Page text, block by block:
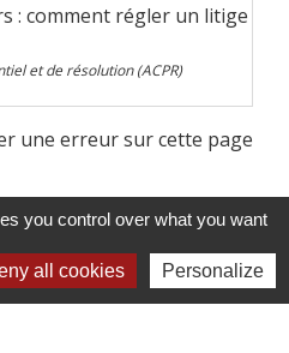
: comment régler un litige
et de résolution (ACPR)
une erreur sur cette page
you control over what you want
all cookies Personalize